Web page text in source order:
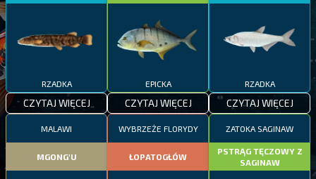
RZADKA
CZYTAJ WIĘCEJ
EPICKA
CZYTAJ WIĘCEJ
RZADKA
CZYTAJ WIĘCEJ
MALAWI
MGONG'U
WYBRZEŻE FLORYDY
ŁOPATOGŁÓW
ZATOKA SAGINAW
PSTRĄG TĘCZOWY Z
SAGINAW